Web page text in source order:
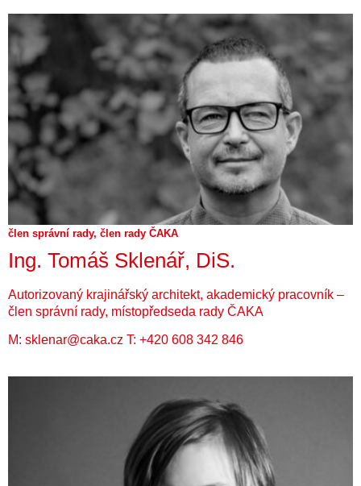
člen správní rady, člen rady ČAKA
Ing. Tomáš Sklenář, DiS.
Autorizovaný krajinářský architekt, akademický pracovník –
člen správní rady, místopředseda rady ČAKA
M: sklenar@caka.cz T: +420 608 342 846